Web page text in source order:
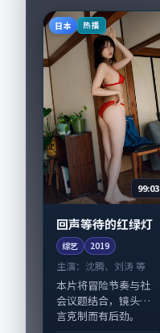
日本 热播
99:03
回声等待的红绿灯
综艺 2019
主演： 沈腾、刘涛 等
本片将冒险节奏与社
会议题结合，镜头语
言克制而有后劲。